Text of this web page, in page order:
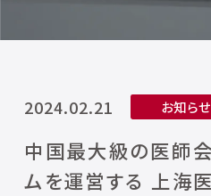
2024.02.21 お知らせ
中国最大級の医師会
ムを運営する 上海